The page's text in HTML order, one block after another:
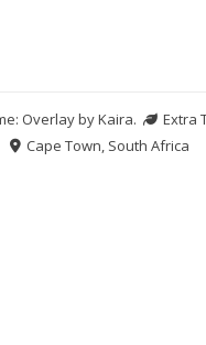
Overlay byKaira.
Extra
Cape Town, South Africa